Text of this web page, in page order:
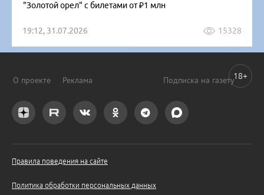
"Золотой орел" с билетами от ₽1 млн
19:12, 31.07.2026 15328
О проекте Реклама Подписка на газету
Правила поведения на сайте
Политика обработки персональных данных
18+